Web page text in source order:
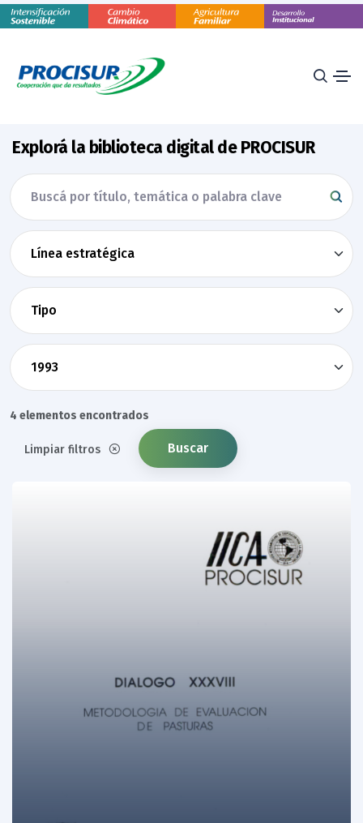
Explorá la biblioteca digital de PROCISUR
4 elementos encontrados
Limpiar filtros Buscar